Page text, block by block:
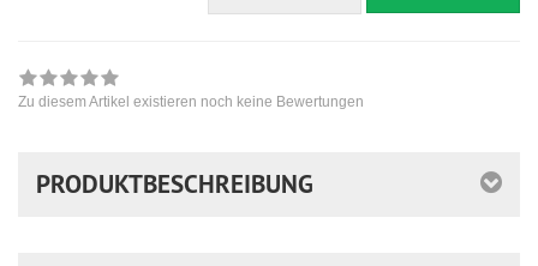
Zu diesem Artikel existieren noch keine Bewertungen
PRODUKTBESCHREIBUNG